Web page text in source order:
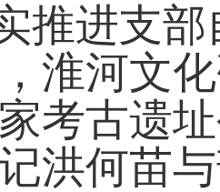
推进支
淮河文
考古遗
洪何苗与